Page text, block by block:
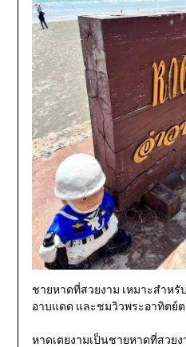
ชายหาดที่สวยงาม เหมาะสำหรั
อาบแดด และชมวิวพระอาทิตย์
หาดเตยงามเป็นชายหาดที่สวย